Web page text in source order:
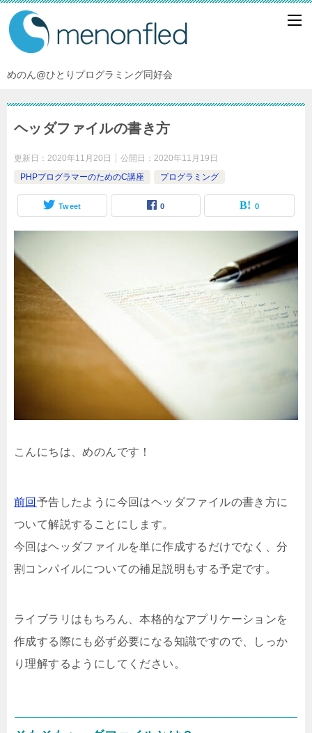
めのん@ひとりプログラミング同好会
ヘッダファイルの書き方
更新日： 2020年11月20日 公開日： 2020年11月19日
PHPプログラマーのためのC講座
プログラミング
Tweet 0 0
こんにちは、めのんです！
前回 予告したように今回はヘッダファイルの書き方に
ついて解説することにします。
今回はヘッダファイルを単に作成するだけでなく、分
割コンパイルについての補足説明もする予定です。
ライブラリはもちろん、本格的なアプリケーションを
作成する際にも必ず必要になる知識ですので、しっか
り理解するようにしてください。